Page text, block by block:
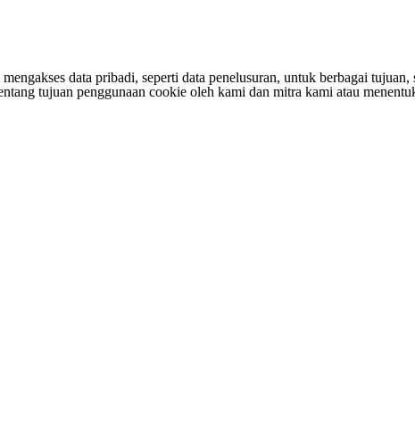
data pribadi, seperti data penelusuran, untuk berbagai
tujuan penggunaan cookie oleh kami dan mitra kami atau